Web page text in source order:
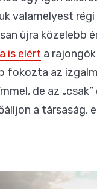
valamelyest
újra közelebb
is elért a
fokozta az
de az
a társaság,